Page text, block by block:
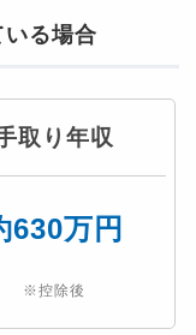
る場合
取り年収
630万円
※控除後